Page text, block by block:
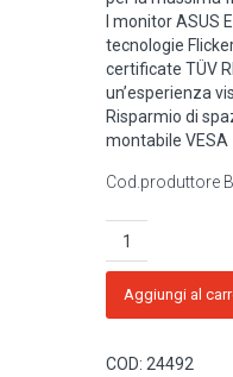
I monitor ASUS
tecnologie
certificate TÜV
un’esperienza
Risparmio di
montabile VESA
Cod.produttore
ASUS
BE24EQK
-
Monitor
a
-
Aggiungi al
COD: 24492